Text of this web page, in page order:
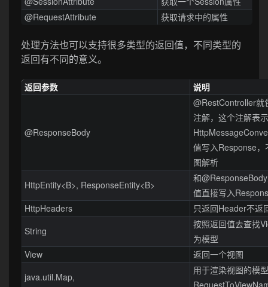
@RequestAttribute
获取请求中的属性
处理方法也可以支持很多类型的返回值，不同类型的
返回有不同的意义。
返回参数 说明
@ResponseBody
@RestController就
注解，这个注解表
值写入Response，
图解析
HttpEntity<B>, ResponseEntity<B>
和
值直接写入
HttpHeaders
只返回Header不返
String
按照返回值去查找
为模型
View
返回一个视图
java.util.Map,
用于渲染视图的模